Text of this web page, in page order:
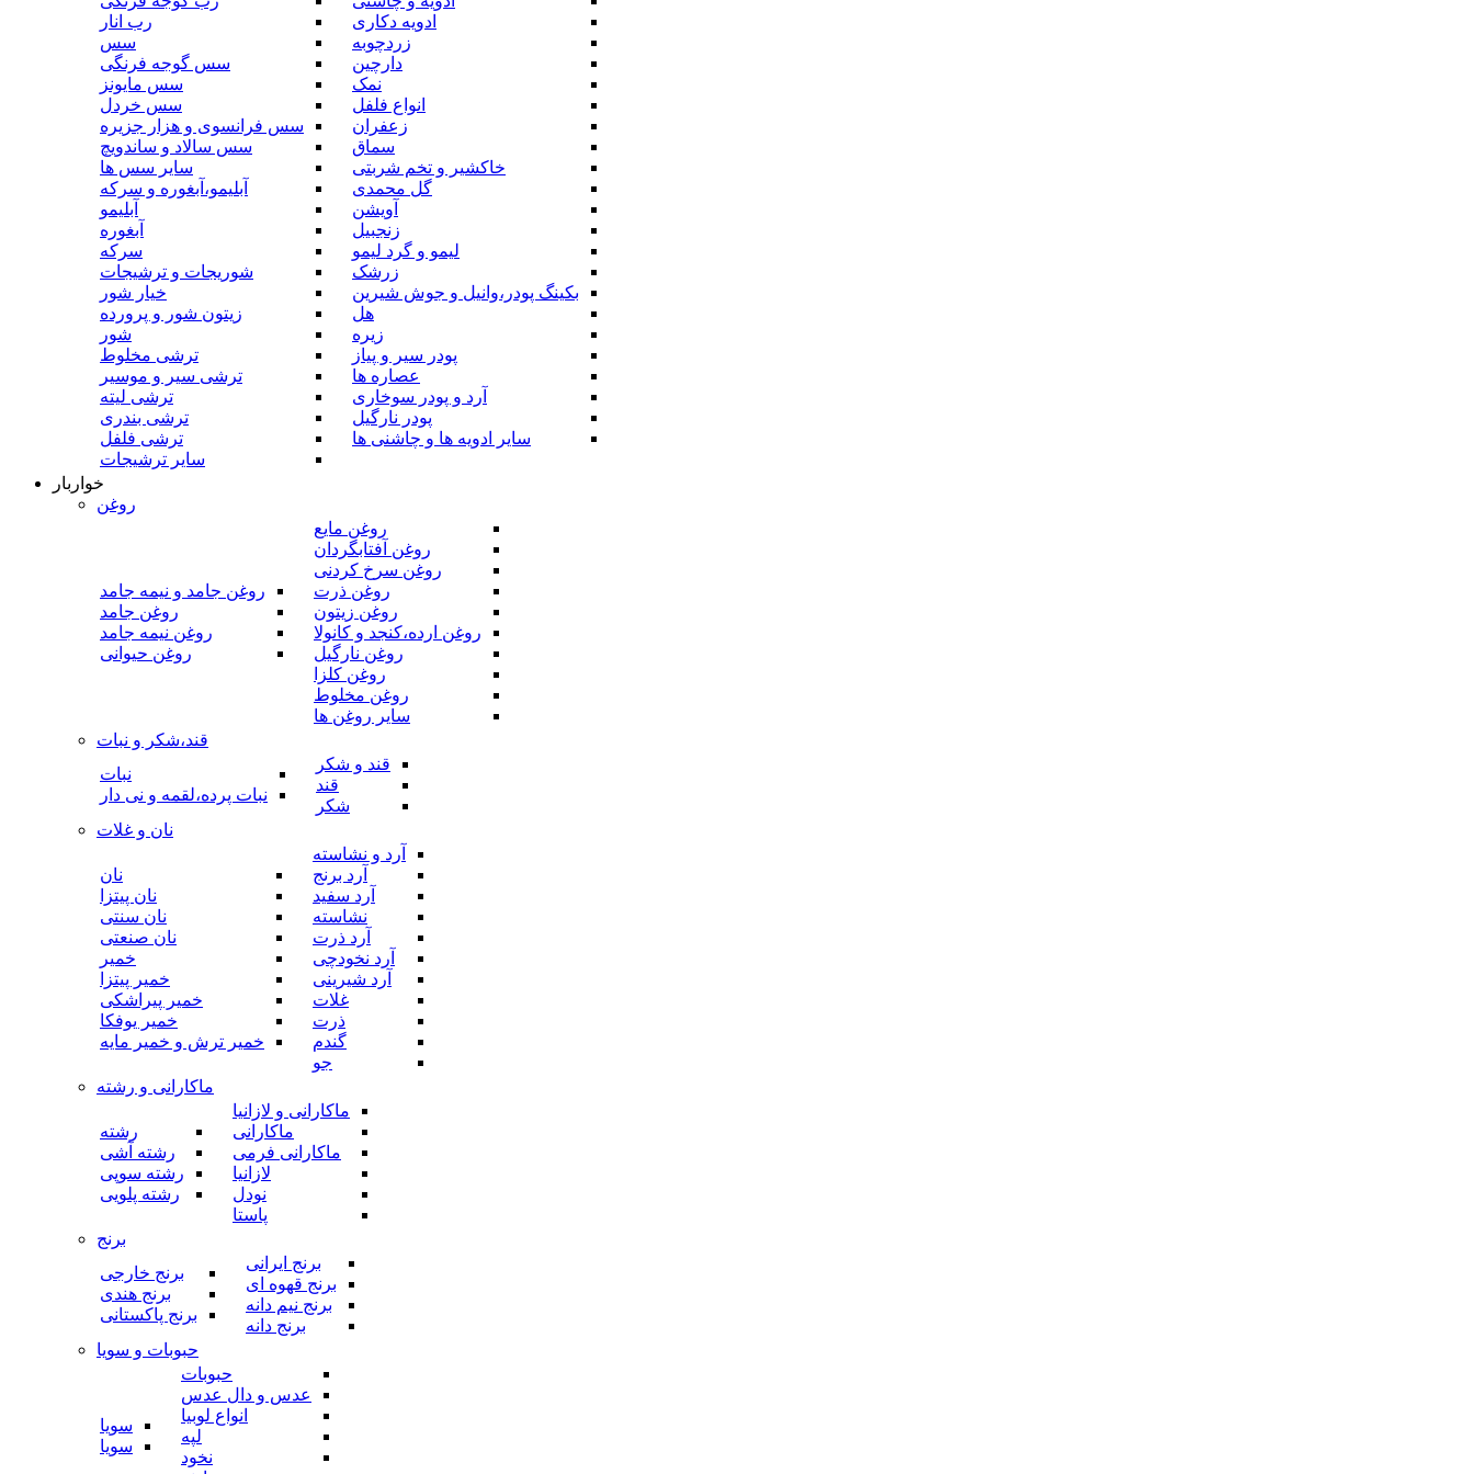
ادویه دکاری
زردچوبه
دارچین
نمک
انواع فلفل
زعفران
سماق
خاکشیر و تخم شربتی
گل محمدی
آویشن
زنجبیل
لیمو و گرد لیمو
زرشک
بکینگ پودر،وانیل و جوش شیرین
هل
زیره
پودر سیر و پیاز
عصاره ها
آرد و پودر سوخاری
پودر نارگیل
سایر ادویه ها و چاشنی ها
رب انار
سس
سس گوجه فرنگی
سس مایونز
سس خردل
سس فرانسوی و هزار جزیره
سس سالاد و ساندویچ
سایر سس ها
آبلیمو،آبغوره و سرکه
آبلیمو
آبغوره
سرکه
شوریجات و ترشیجات
خیار شور
زیتون شور و پرورده
شور
ترشی مخلوط
ترشی سیر و موسیر
ترشی لیته
ترشی بندری
ترشی فلفل
سایر ترشیجات
خواربار
روغن
روغن مایع
روغن آفتابگردان
روغن سرخ کردنی
روغن ذرت
روغن زیتون
روغن ارده،کنجد و کانولا
روغن نارگیل
روغن کلزا
روغن مخلوط
سایر روغن ها
روغن جامد و نیمه جامد
روغن جامد
روغن نیمه جامد
روغن حیوانی
قند،شکر و نبات
قند و شکر
قند
شکر
نبات
نبات پرده،لقمه و نی دار
نان و غلات
آرد و نشاسته
آرد برنج
آرد سفید
نشاسته
آرد ذرت
آرد نخودچی
آرد شیرینی
غلات
ذرت
گندم
جو
نان
نان پیتزا
نان سنتی
نان صنعتی
خمیر
خمیر پیتزا
خمیر پیراشکی
خمیر یوفکا
خمیر ترش و خمیر مایه
ماکارانی و رشته
ماکارانی و لازانیا
ماکارانی
ماکارانی فرمی
لازانیا
نودل
پاستا
رشته
رشته آشی
رشته سوپی
رشته پلویی
برنج
برنج ایرانی
برنج قهوه ای
برنج نیم دانه
برنج دانه
برنج خارجی
برنج هندی
برنج پاکستانی
حبوبات و سویا
حبوبات
عدس و دال عدس
انواع لوبیا
لپه
نخود
سویا
سویا